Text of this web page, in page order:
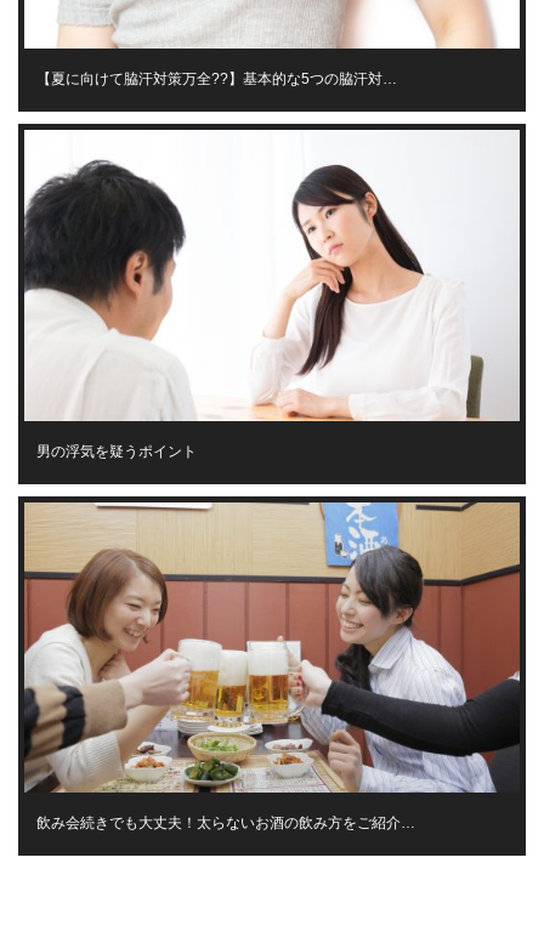
【夏に向けて脇汗対策万全??】基本的な5つの脇汗対…
男の浮気を疑うポイント
飲み会続きでも大丈夫！太らないお酒の飲み方をご紹介…